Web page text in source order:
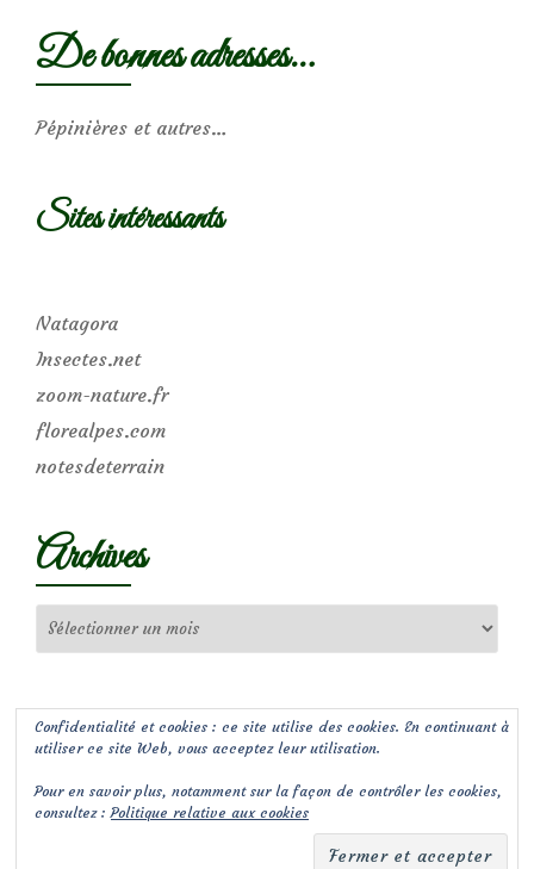
De bonnes adresses…
Pépinières et autres…
Sites intéressants
Natagora
Insectes.net
zoom-nature.fr
florealpes.com
notesdeterrain
Archives
Confidentialité et cookies : ce site utilise des cookies. En continuant à
utiliser ce site Web, vous acceptez leur utilisation.
Pour en savoir plus, notamment sur la façon de contrôler les cookies,
consultez :Politique relative aux cookies